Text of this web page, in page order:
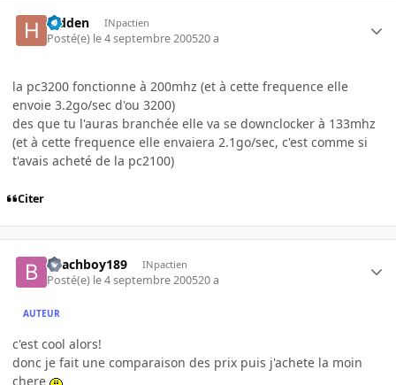
hidden INpactien
Posté(e) le 4 septembre 200520 a
la pc3200 fonctionne à 200mhz (et à cette frequence elle
envoie 3.2go/sec d'ou 3200)
des que tu l'auras branchée elle va se downclocker à 133mhz
(et à cette frequence elle envaiera 2.1go/sec, c'est comme si
t'avais acheté de la pc2100)
Citer
Beachboy189 INpactien
Posté(e) le 4 septembre 200520 a
AUTEUR
c'est cool alors!
donc je fait une comparaison des prix puis j'achete la moin
chere